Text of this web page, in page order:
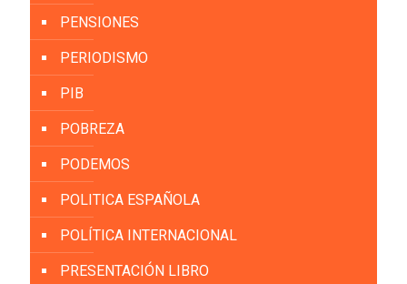
PENSIONES
PERIODISMO
PIB
POBREZA
PODEMOS
POLITICA ESPAÑOLA
POLÍTICA INTERNACIONAL
PRESENTACIÓN LIBRO